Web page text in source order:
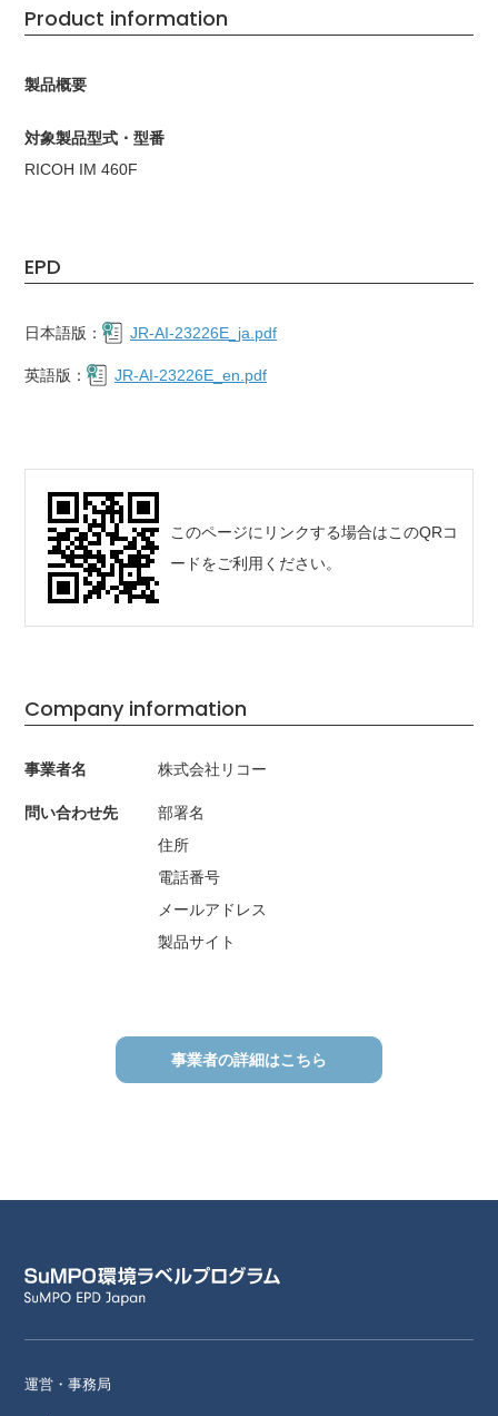
Product information
製品概要
対象製品型式・型番
RICOH IM 460F
EPD
日本語版： JR-AI-23226E_ja.pdf
英語版： JR-AI-23226E_en.pdf
このページにリンクする場合はこのQRコ
ードをご利用ください。
Company information
事業者名 株式会社リコー
問い合わせ先
部署名
住所
電話番号
メールアドレス
製品サイト
事業者の詳細はこちら
運営・事務局